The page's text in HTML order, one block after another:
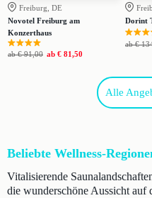
Freiburg, DE
Novotel Freiburg am
Konzerthaus
ab € 91,00 ab € 81,50
Dorint
ab €
Alle
Beliebte Wellness-
Vitalisierende
die wunderschöne Aussicht auf